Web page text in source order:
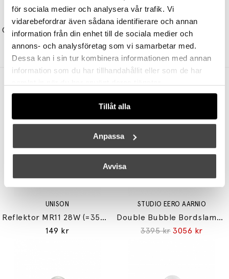
för sociala medier och analysera vår trafik. Vi
vidarebefordrar även sådana identifierare och annan
information från din enhet till de sociala medier och
annons- och analysföretag som vi samarbetar med.
Dessa kan i sin tur kombinera informationen med annan
information som du har tillhandahållit eller som de har
Tillåt alla
Anpassa
Avvisa
Glimminge Vägglampa H225 Mässing
12129 kr 9703 kr
9129 kr 7303 kr
Andra köpte även
UNISON
Reflektor MR11 28W (=35W) GU10
149 kr
STUDIO EERO AARNIO
Double Bubble Bordslampa Small
3395 kr 3056 kr